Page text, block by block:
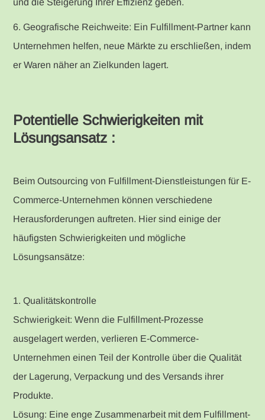
und die Steigerung Ihrer Effizienz geben.
6. Geografische Reichweite: Ein Fulfillment-Partner kann
Unternehmen helfen, neue Märkte zu erschließen, indem
er Waren näher an Zielkunden lagert.
Potentielle Schwierigkeiten mit
Lösungsansatz :
Beim Outsourcing von Fulfillment-Dienstleistungen für E-
Commerce-Unternehmen können verschiedene
Herausforderungen auftreten. Hier sind einige der
häufigsten Schwierigkeiten und mögliche
Lösungsansätze:
1. Qualitätskontrolle
Schwierigkeit: Wenn die Fulfillment-Prozesse
ausgelagert werden, verlieren E-Commerce-
Unternehmen einen Teil der Kontrolle über die Qualität
der Lagerung, Verpackung und des Versands ihrer
Produkte.
Lösung: Eine enge Zusammenarbeit mit dem Fulfillment-